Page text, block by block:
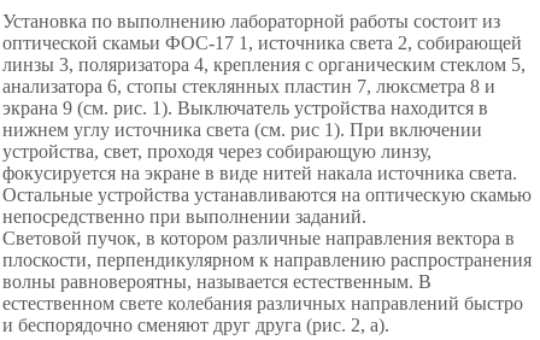
Установка по выполнению лабораторной работы состоит из
оптической скамьи ФОС-17 1, источника света 2, собирающей
линзы 3, поляризатора 4, крепления с органическим стеклом 5,
анализатора 6, стопы стеклянных пластин 7, люксметра 8 и
экрана 9 (см. рис. 1). Выключатель устройства находится в
нижнем углу источника света (см. рис 1). При включении
устройства, свет, проходя через собирающую линзу,
фокусируется на экране в виде нитей накала источника света.
Остальные устройства устанавливаются на оптическую скамью
непосредственно при выполнении заданий.
Световой пучок, в котором различные направления вектора в
плоскости, перпендикулярном к направлению распространения
волны равновероятны, называется естественным. В
естественном свете колебания различных направлений быстро
и беспорядочно сменяют друг друга (рис. 2, a).